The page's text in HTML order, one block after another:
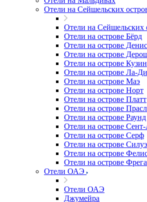
Отели на Сейшельских
Отели на Сейшельских
Отели на острове Бёрд
Отели на острове Денис
Отели на острове
Отели на острове Кузин
Отели на острове Ла-
Отели на острове Маэ
Отели на острове Норт
Отели на острове Платт
Отели на острове
Отели на острове Раунд
Отели на острове
Отели на острове Серф
Отели на острове
Отели на острове
Отели на острове
Отели ОАЭ
Отели ОАЭ
Джумейра